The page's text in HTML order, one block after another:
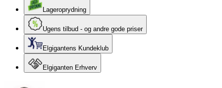
Lageroprydning
Ugens tilbud - og andre gode priser
Elgigantens Kundeklub
Elgiganten Erhverv